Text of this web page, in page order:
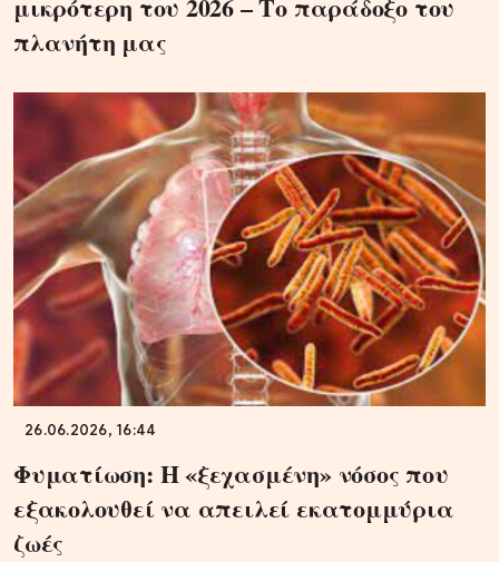
πλανήτη μας
26.06.2026, 16:44
Φυματίωση: Η «ξεχασμένη» νόσος που
εξακολουθεί να απειλεί εκατομμύρια
ζωές